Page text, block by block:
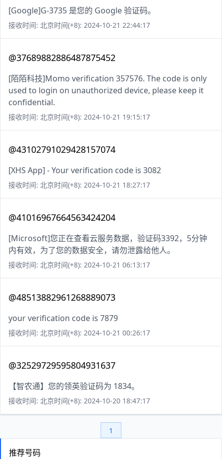
[Google]G-3735 是您的 Google 验证码。
接收时间: 北京时间(+8): 2024-10-21 22:44:17
@37689882886487875452
[陌陌科技]Momo verification 357576. The code is only
used to login on unauthorized device, please keep it
confidential.
接收时间: 北京时间(+8): 2024-10-21 19:15:17
@43102791029428157074
[XHS App] - Your verification code is 3082
接收时间: 北京时间(+8): 2024-10-21 18:27:17
@41016967664563424204
[Microsoft]您正在查看云服务数据，验证码3392，5分钟
内有效，为了您的数据安全，请勿泄露给他人。
接收时间: 北京时间(+8): 2024-10-21 06:13:17
@48513882961268889073
your verification code is 7879
接收时间: 北京时间(+8): 2024-10-21 00:26:17
@32529729595804931637
【智农通】您的领英验证码为 1834。
接收时间: 北京时间(+8): 2024-10-20 18:47:17
1
推荐号码